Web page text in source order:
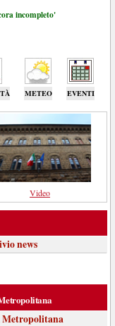
incompleto'
METEO EVENTI
Video
news